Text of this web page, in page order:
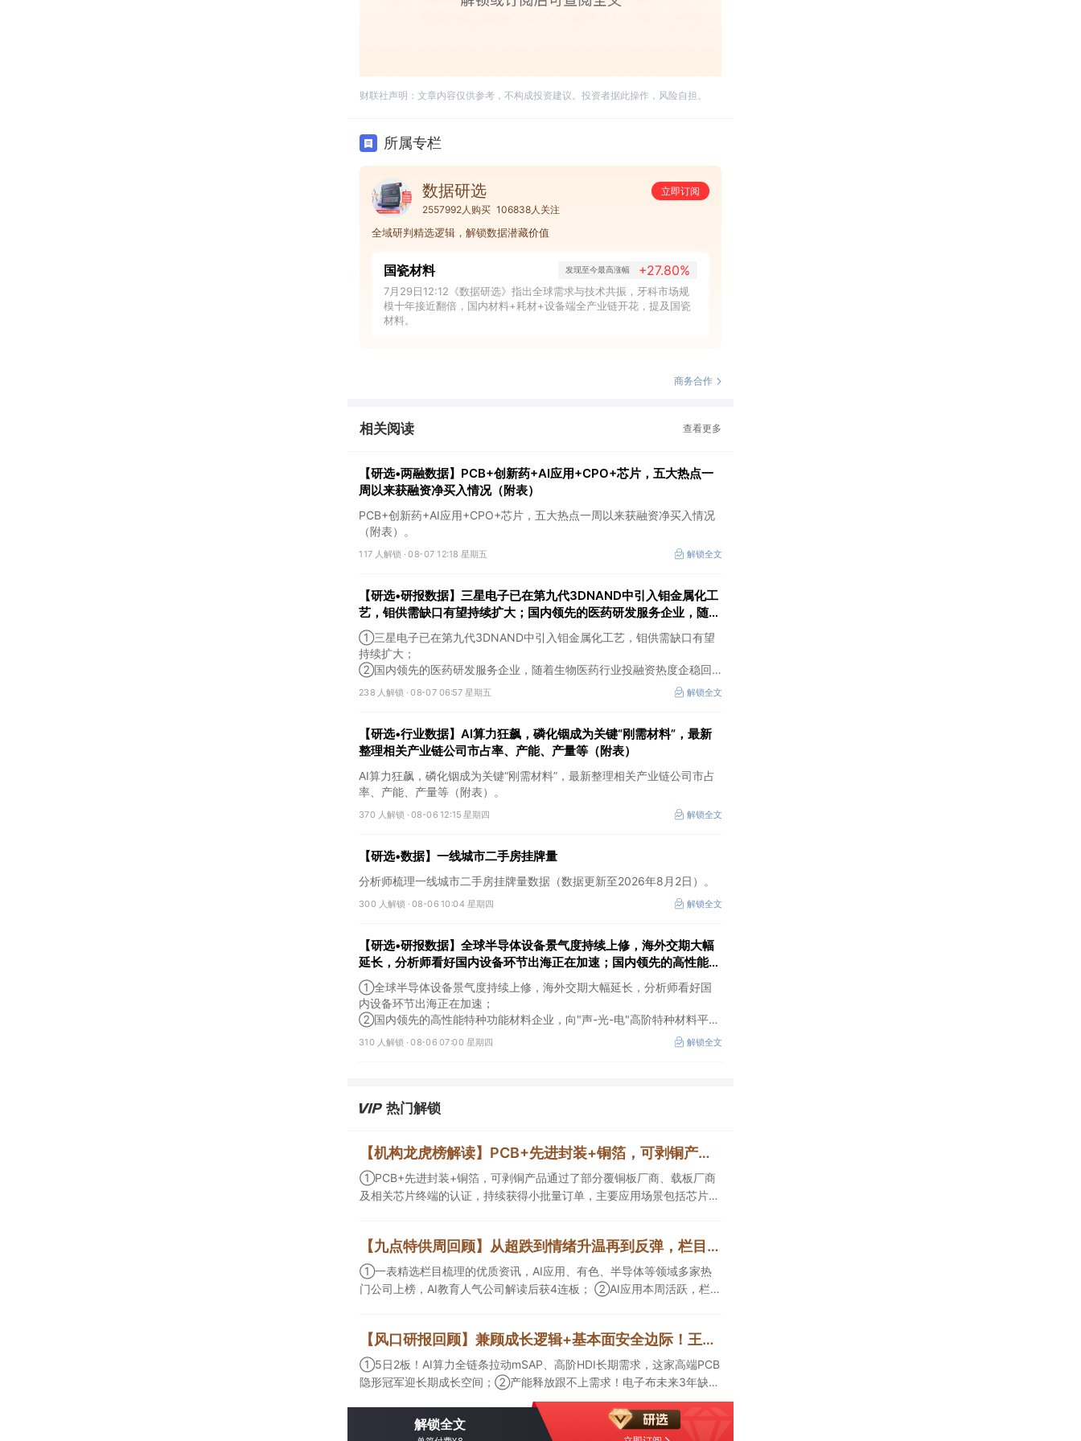
财联社声明：文章内容仅供参考，不构成投资建议。投资者据此操作，风险自担。
所属专栏
数据研选
立即订阅
2557992人购买 106838人关注
全域研判精选逻辑，解锁数据潜藏价值
国瓷材料 发现至今最高涨幅 +27.80%
7月29日12:12《数据研选》指出全球需求与技术共振，牙科市场规
模十年接近翻倍，国内材料+耗材+设备端全产业链开花，提及国瓷
材料。
商务合作
相关阅读 查看更多
【研选•两融数据】PCB+创新药+AI应用+CPO+芯片，五大热点一
周以来获融资净买入情况（附表）
PCB+创新药+AI应用+CPO+芯片，五大热点一周以来获融资净买入情况
（附表）。
117 人解锁 ·08-07 12:18 星期五 解锁全文
【研选•研报数据】三星电子已在第九代3DNAND中引入钼金属化工
艺，钼供需缺口有望持续扩大；国内领先的医药研发服务企业，随着
生物医药行业投融资热度企稳回暖，后续实验室业务的毛利拐点值得
期待
①三星电子已在第九代3DNAND中引入钼金属化工艺，钼供需缺口有望
持续扩大；
②国内领先的医药研发服务企业，随着生物医药行业投融资热度企稳回
暖，后续实验室业务的毛利拐点值得期待。
238 人解锁 ·08-07 06:57 星期五 解锁全文
【研选•行业数据】AI算力狂飙，磷化铟成为关键“刚需材料”，最新
整理相关产业链公司市占率、产能、产量等（附表）
AI算力狂飙，磷化铟成为关键“刚需材料”，最新整理相关产业链公司市占
率、产能、产量等（附表）。
370 人解锁 ·08-06 12:15 星期四 解锁全文
【研选•数据】一线城市二手房挂牌量
分析师梳理一线城市二手房挂牌量数据（数据更新至2026年8月2日）。
300 人解锁 ·08-06 10:04 星期四 解锁全文
【研选•研报数据】全球半导体设备景气度持续上修，海外交期大幅
延长，分析师看好国内设备环节出海正在加速；国内领先的高性能特
种功能材料企业，向"声-光-电"高阶特种材料平台跨越，打开成长空
间
①全球半导体设备景气度持续上修，海外交期大幅延长，分析师看好国
内设备环节出海正在加速；
②国内领先的高性能特种功能材料企业，向"声-光-电"高阶特种材料平台
跨越，打开成长空间。
310 人解锁 ·08-06 07:00 星期四 解锁全文
热门解锁
【机构龙虎榜解读】PCB+先进封装+铜箔，可剥铜产品通过了部分覆铜板厂商、载板厂商及相关芯片终端的认证，持续获得小批量订单，主要应用场景包括芯片封装光模块用PCB，机构大额净买入这家公司
①PCB+先进封装+铜箔，可剥铜产品通过了部分覆铜板厂商、载板厂商
及相关芯片终端的认证，持续获得小批量订单，主要应用场景包括芯片封
具备承接细胞与基因治疗产品商业化受托生产的合规资质，这家公司获净
买入。
【九点特供周回顾】从超跌到情绪升温再到反弹，栏目梳理AI应用题材逻辑，AI教育人气公司解读后获4连板
①一表精选栏目梳理的优质资讯，AI应用、有色、半导体等领域多家热
门公司上榜，AI教育人气公司解读后获4连板； ②AI应用本周活跃，栏目
提及2家核心公司双双涨停。
【风口研报回顾】兼顾成长逻辑+基本面安全边际！王牌自营前瞻覆盖“pcb+MLCC+电子布”，梳理AI产业链优质标的“深坑起跳”
①5日2板！AI算力全链条拉动mSAP、高阶HDI长期需求，这家高端PCB
隐形冠军迎长期成长空间；②产能释放跟不上需求！电子布未来3年缺口
难消，深坑之际再梳理行业逻辑，人气龙头涨超3成；③AI服务器、机器
人带动MLCC景气周期持续！这家公司扩产、涨价预期暂未被市场定价，
王牌自营前瞻捕捉“预期差”，3日大涨26%。
解锁全文